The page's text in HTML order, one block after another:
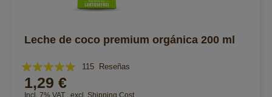
Leche de coco premium orgánica 200 ml
Valoración:
97%
115 Reseñas
1,29 €
Incl. 7% VAT , excl. Shipping Cost